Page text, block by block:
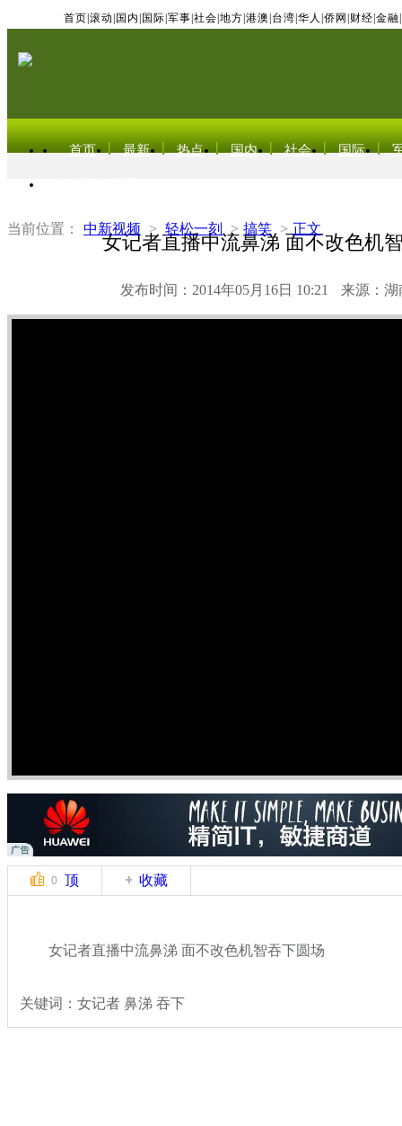
首页 滚动 国内 国际 军事 社会 地方 港澳 台湾 华人 侨网 财经 金融
首页 最新 热点 国内 社会 国际
当前位置： 中新视频 > 轻松一刻 > 搞笑 > 正文
女记者直播中流鼻涕 面不改色机
发布时间：2014年05月16日 10:21 来源：湖
0 顶 收藏
女记者直播中流鼻涕 面不改色机智吞下圆场
关键词：女记者 鼻涕 吞下